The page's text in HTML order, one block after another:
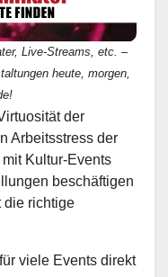
Live-Streams, etc. –
heute, morgen,
der
Arbeitsstress der
Kultur-Events
beschäftigen
die richtige
viele Events direkt